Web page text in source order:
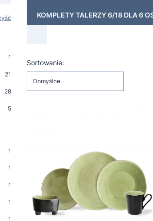
1
21
28
5
1
1
1
1
1
KOMPLETY TALERZY 6/18 DLA 6
Lista produktów
Sortowanie:
Domyślne